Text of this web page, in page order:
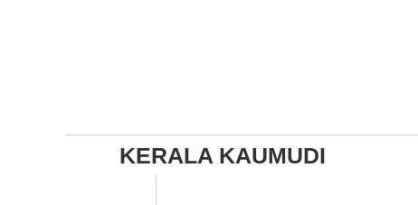
KERALA KAUMUDI